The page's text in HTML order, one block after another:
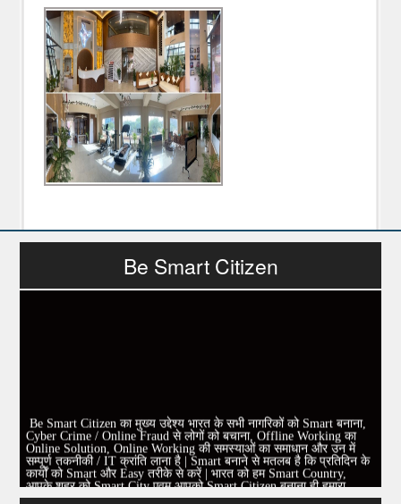
Be Smart Citizen
Cyber Crime / Online Fraud से लोगों को बचाना, Offline Working का
Online Solution, Online Working की समस्याओं का समाधान और उन में
सम्पूर्ण तकनीकी / IT क्रांति लाना है | Smart बनाने से मतलब है कि प्रतिदिन के
कार्यों को Smart और Easy तरीके से करें | भारत को हम Smart Country,
आपके शहर को Smart City एवम् आपको Smart Citizen बनाना ही हमारा
Mission है|
एवम् एक निवेदन |